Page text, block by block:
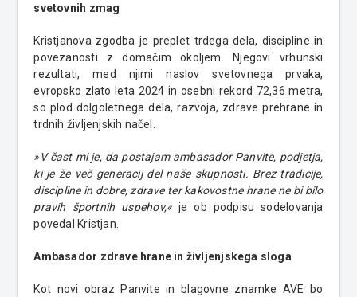
svetovnih zmag
Kristjanova zgodba je preplet trdega dela, discipline in
povezanosti z domačim okoljem. Njegovi vrhunski
rezultati, med njimi naslov svetovnega prvaka,
evropsko zlato leta 2024 in osebni rekord 72,36 metra,
so plod dolgoletnega dela, razvoja, zdrave prehrane in
trdnih življenjskih načel.
»V čast mi je, da postajam ambasador Panvite, podjetja,
ki je že več generacij del naše skupnosti. Brez tradicije,
discipline in dobre, zdrave ter kakovostne hrane ne bi bilo
pravih športnih uspehov,«je ob podpisu sodelovanja
povedal Kristjan.
Ambasador zdrave hrane in življenjskega sloga
Kot novi obraz Panvite in blagovne znamke AVE bo